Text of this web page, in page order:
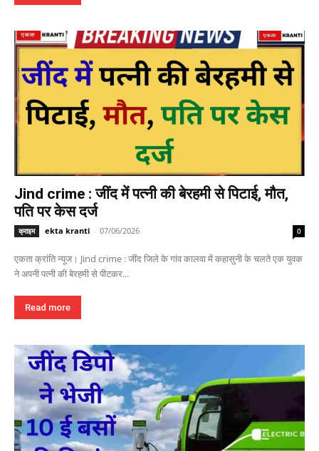
Jind crime : जींद में पत्नी की बेरहमी से पिटाई, मौत,
पति पर केस दर्ज
क्राइम ekta kranti - 07/06/2026 0
एकता क्रांति न्यूज। Jind crime : जींद जिले के गांव कालवा में कहासुनी के चलते एक युवक
ने अपनी पत्नी की बेरहमी से पीटकर...
Read more